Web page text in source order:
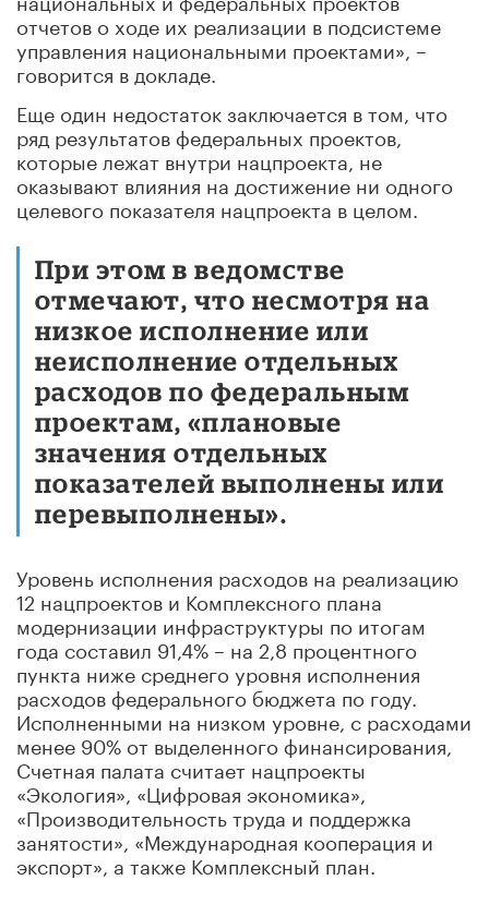
отчетов о ходе их реализации в подсистеме
управления национальными проектами», –
говорится в докладе.
Еще один недостаток заключается в том, что
ряд результатов федеральных проектов,
которые лежат внутри нацпроекта, не
оказывают влияния на достижение ни одного
целевого показателя нацпроекта в целом.
При этом в ведомстве
отмечают, что несмотря на
низкое исполнение или
неисполнение отдельных
расходов по федеральным
проектам, «плановые
значения отдельных
показателей выполнены или
перевыполнены».
Уровень исполнения расходов на реализацию
12 нацпроектов и Комплексного плана
модернизации инфраструктуры по итогам
года составил 91,4% – на 2,8 процентного
пункта ниже среднего уровня исполнения
расходов федерального бюджета по году.
Исполненными на низком уровне, с расходами
менее 90% от выделенного финансирования,
Счетная палата считает нацпроекты
«Экология», «Цифровая экономика»,
«Производительность труда и поддержка
занятости», «Международная кооперация и
экспорт», а также Комплексный план.